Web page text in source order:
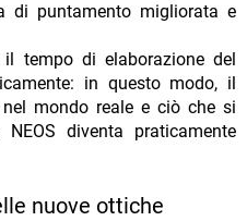
di puntamento migliorata e
tempo di elaborazione del
in questo modo, il
mondo reale e ciò che si
diventa praticamente
nuove ottiche